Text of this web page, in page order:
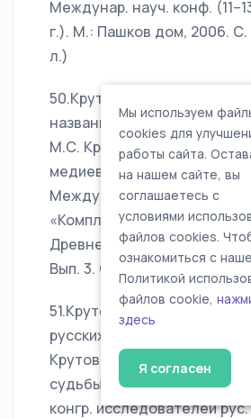
Междунар. науч. конф.
г.). М.: Пашков дом, 2006. С.
л.)
50.Крутова М.С. Метафоры
названиях рукописных книг
М.С. Крутова // Древняя
медиевистики: тез. докл. IV
Международной
«Комплексный подход в
Древней Руси». М.: Древняя
Вып. 3. С. 54–56. (0,3 п. л.)
51.Крутова М.С. Семантика
русских рукописных книг
Крутова // Русский язык:
судьбы и современность:
конгр. исследователей
Мы используем
cookies для
работы сайта.
на нашем сайте, вы
соглашаетесь с
условиями
файлов cookies.
ознакомиться с
Политикой
файлов cookie,
здесь
Я согласен